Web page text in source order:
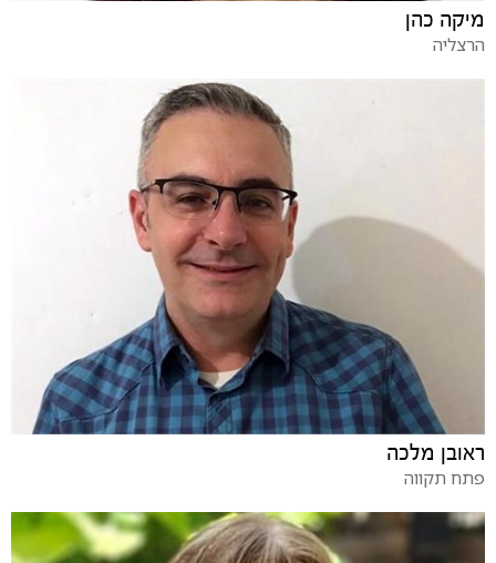
מיקה כהן
הרצליה
ראובן מלכה
פתח תקווה